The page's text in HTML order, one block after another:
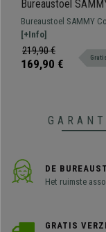
Bureaustoel
Hoogte Verstelbaar,
Onderstel, in Bruine
Stof
Bureaustoel SAMMY
en praktisch. Stevig
metalen onderstel en in
verstelbare zitting.
[+Info]
219,90 €
169,90 €
DE
Het ruimste
GRATIS